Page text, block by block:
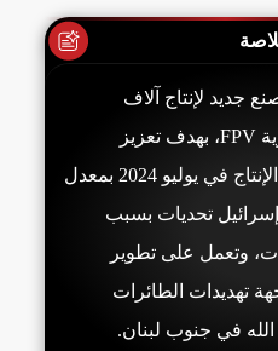
جديد لإنتاج آلاف
الطائرات المسيرة الانتحارية FPV، بهدف تعزيز
قدراتها العسكرية، مع بدء الإنتاج في يوليو 2024 بمعدل
إسرائيل تحديات بسبب
وتعمل على تطوير
تهديدات الطائرات
في جنوب لبنان.